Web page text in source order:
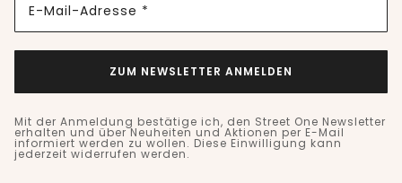
E-Mail-Adresse *
ZUM NEWSLETTER ANMELDEN
Mit der Anmeldung bestätige ich, den Street One Newsletter
erhalten und über Neuheiten und Aktionen per E-Mail
informiert werden zu wollen. Diese Einwilligung kann
jederzeit widerrufen werden.